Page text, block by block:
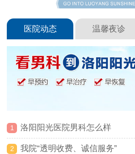
医院动态 温馨夜诊
1 洛阳阳光医院男科怎么样
2 我院“透明收费、诚信服务”